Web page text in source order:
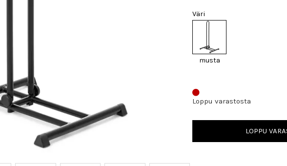
Väri
musta
Loppu varastosta
LOPPU